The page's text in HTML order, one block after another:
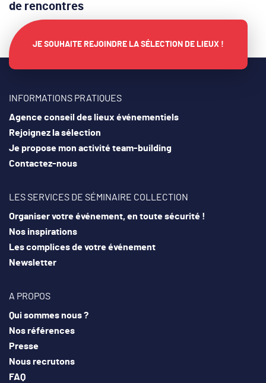
de rencontres
JE SOUHAITE REJOINDRE LA SÉLECTION DE LIEUX !
INFORMATIONS PRATIQUES
Agence conseil des lieux événementiels
Rejoignez la sélection
Je propose mon activité team-building
Contactez-nous
LES SERVICES DE SÉMINAIRE COLLECTION
Organiser votre événement, en toute sécurité !
Nos inspirations
Les complices de votre événement
Newsletter
A PROPOS
Qui sommes nous ?
Nos références
Presse
Nous recrutons
FAQ